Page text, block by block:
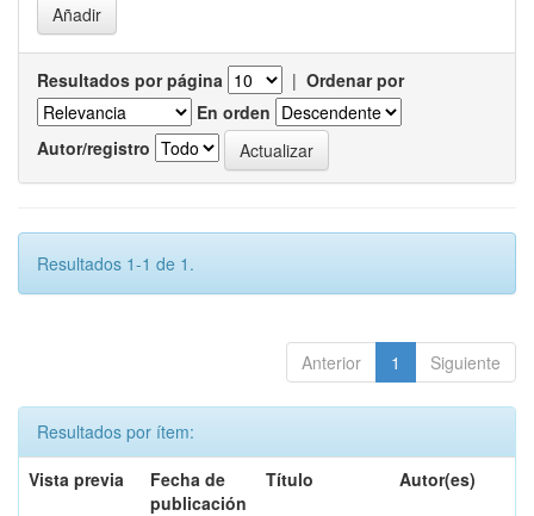
Resultados por página | Ordenar por
En orden
Autor/registro
Resultados 1-1 de 1.
Anterior 1 Siguiente
Resultados por ítem:
Vista previa
Fecha de
publicación
Título Autor(es)